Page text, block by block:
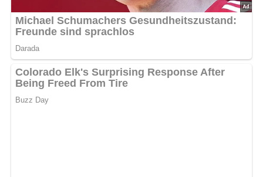
gewiegte Petersilie
Lob, Kritik, Fragen oder Anregungen zum Rezept?
Ende dieser Seite & auch eine Bewertung!